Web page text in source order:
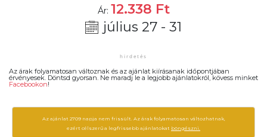
Ár: 12.338 Ft
július 27 - 31
Az árak folyamatosan változnak és az ajánlat kiírásanak időpontjában
érvényesek. Döntsd gyorsan. Ne maradj le a legjobb ajánlatokról, kövess minket
Facebookon!
Az ajánlat 2709 napja nem frissült. Az árak folyamatosan változhatnak,
ezért célszerű a legfrissebb ajánlatokat böngészni.